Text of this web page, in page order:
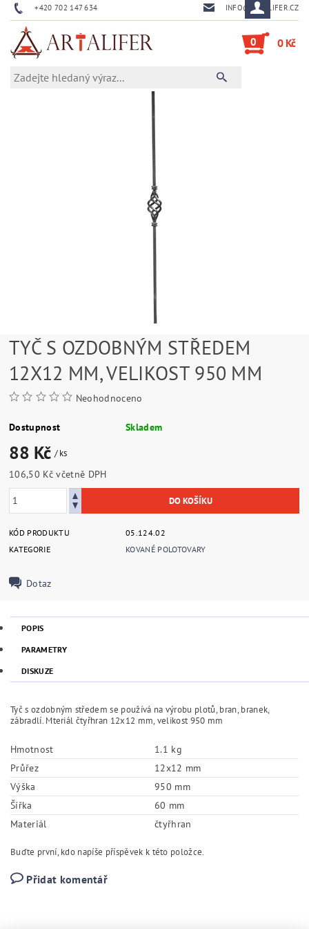
+420 702 147 634 INFO@ARTALIFER.CZ
0 0 Kč
TYČ S OZDOBNÝM STŘEDEM
12X12 MM, VELIKOST 950 MM
Neohodnoceno
Dostupnost Skladem
88 Kč/ ks
106,50 Kč včetně DPH
KÓD PRODUKTU
05.124.02
KATEGORIE
KOVANÉ POLOTOVARY
Dotaz
POPIS
PARAMETRY
DISKUZE
Tyč s ozdobným středem se používá na výrobu plotů, bran, branek,
zábradlí. Mteriál čtyřhran 12x12 mm, velikost 950 mm
Hmotnost
1.1 kg
Průřez
12x12 mm
Výška
950 mm
Šířka
60 mm
Materiál
čtyřhran
Buďte první, kdo napíše příspěvek k této položce.
Přidat komentář